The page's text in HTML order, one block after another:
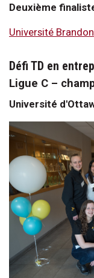
Deuxième
Université Brandon
Défi TD en
Ligue C –
Université